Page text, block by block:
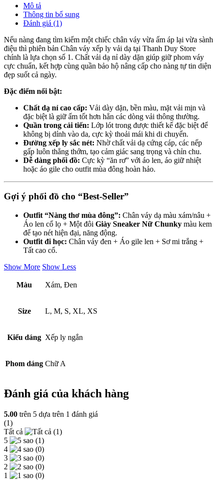
Mô tả
Thông tin bổ sung
Đánh giá (1)
Nếu nàng đang tìm kiếm một chiếc chân váy vừa ấm áp lại vừa sành
điệu thì phiên bản Chân váy xếp ly vải dạ tại Thanh Duy Store
chính là lựa chọn số 1. Chất vải dạ nỉ dày dặn giúp giữ phom váy
cực chuẩn, kết hợp cùng quần bảo hộ nâng cấp cho nàng tự tin diện
đẹp suốt cả ngày.
Đặc điểm nổi bật:
Chất dạ nỉ cao cấp: Vải dày dặn, bền màu, mặt vải mịn và
đặc biệt là giữ ấm tốt hơn hẳn các dòng vải thông thường.
Quần trong cải tiến: Lớp lót trong được thiết kế đặc biệt để
không bị dính vào da, cực kỳ thoải mái khi di chuyển.
Đường xếp ly sắc nét: Nhờ chất vải dạ cứng cáp, các nếp
gấp luôn thẳng thớm, tạo cảm giác sang trọng và chỉn chu.
Dễ dàng phối đồ: Cực kỳ “ăn rơ” với áo len, áo giữ nhiệt
hoặc áo gile cho outfit mùa đông hoàn hảo.
Gợi ý phối đồ cho “Best-Seller”
Outfit “Nàng thơ mùa đông”: Chân váy dạ màu xám/nâu +
Áo len cổ lọ + Một đôi Giày Sneaker Nữ Chunky màu kem
để tạo nét hiện đại, năng động.
Outfit đi học: Chân váy đen + Áo gile len + Sơ mi trắng +
Tất cao cổ.
Show More Show Less
Màu Xám, Đen
Size L, M, S, XL, XS
Kiểu dáng Xếp ly ngắn
Phom dáng Chữ A
Đánh giá của khách hàng
5.00 trên 5 dựa trên 1 đánh giá
(1)
Tất cả
(1)
5
(1)
4
(0)
3
(0)
2
(0)
1
(0)